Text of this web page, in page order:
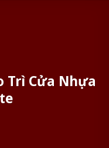
Trì Cửa Nhựa